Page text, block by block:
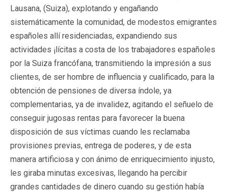
Lausana, (Suiza), explotando y engañando
sistemáticamente la comunidad, de modestos emigrantes
españoles allí residenciadas, expandiendo sus
actividades ¡lícitas a costa de los trabajadores españoles
por la Suiza francófana, transmitiendo la impresión a sus
clientes, de ser hombre de influencia y cualificado, para la
obtención de pensiones de diversa índole, ya
complementarias, ya de invalidez, agitando el señuelo de
conseguir jugosas rentas para favorecer la buena
disposición de sus víctimas cuando les reclamaba
provisiones previas, entrega de poderes, y de esta
manera artificiosa y con ánimo de enriquecimiento injusto,
les giraba minutas excesivas, llegando ha percibir
grandes cantidades de dinero cuando su gestión había